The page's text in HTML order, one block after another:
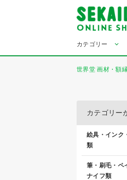
カテゴリー
世界堂 画材・額
カテゴリー
絵具・インク
類
筆・刷毛・ペ
ナイフ類